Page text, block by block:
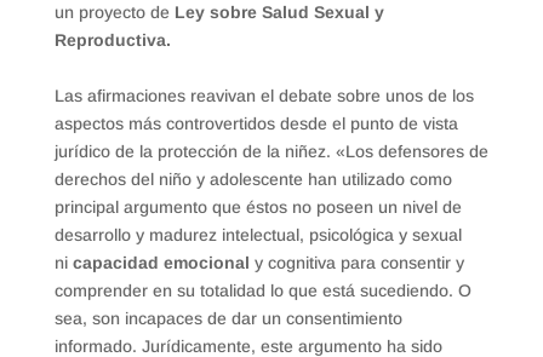
un proyecto de Ley sobre Salud Sexual y
Reproductiva.
Las afirmaciones reavivan el debate sobre unos de los
aspectos más controvertidos desde el punto de vista
jurídico de la protección de la niñez. «Los defensores de
derechos del niño y adolescente han utilizado como
principal argumento que éstos no poseen un nivel de
desarrollo y madurez intelectual, psicológica y sexual
ni capacidad emocional y cognitiva para consentir y
comprender en su totalidad lo que está sucediendo. O
sea, son incapaces de dar un consentimiento
informado. Jurídicamente, este argumento ha sido